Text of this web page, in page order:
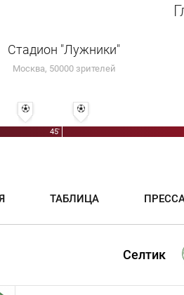
Стадион "Лужники"
Москва, 50000 зрителей
45'
41' 1:1 - Эммануэль Эменике
ТАБЛИЦА
Селтик